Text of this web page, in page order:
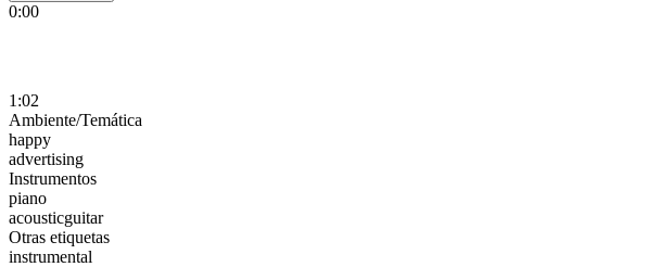
0:00
1:02
Ambiente/Temática
happy
advertising
Instrumentos
piano
acousticguitar
Otras etiquetas
instrumental